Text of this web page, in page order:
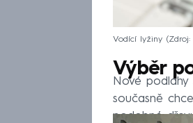
Vodící lyžiny
Výběr
Nové
současně
podobné